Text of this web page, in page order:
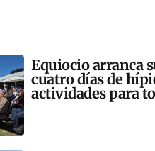
Equiocio arranca
cuatro días de
actividades para